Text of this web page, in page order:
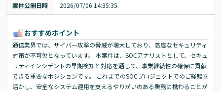
案件公開日時 2026/07/06 14:35:35
おすすめポイント
通信業界では、サイバー攻撃の脅威が増大しており、高度なセキュリティ
対策が不可欠となっています。 本案件は、SOCアナリストとして、セキュ
リティインシデントの早期検知と対応を通じて、事業継続性の確保に貢献
できる重要なポジションです。 これまでのSOCプロジェクトでのご経験を
活かし、安全なシステム運用を支えるやりがいのある業務に携わることが